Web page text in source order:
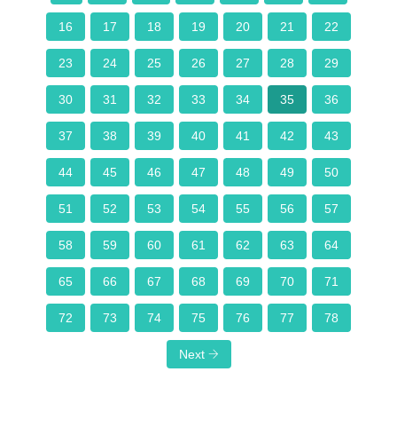
16 17 18 19 20 21 22
23 24 25 26 27 28 29
30 31 32 33 34 35 36
37 38 39 40 41 42 43
44 45 46 47 48 49 50
51 52 53 54 55 56 57
58 59 60 61 62 63 64
65 66 67 68 69 70 71
72 73 74 75 76 77 78
Next